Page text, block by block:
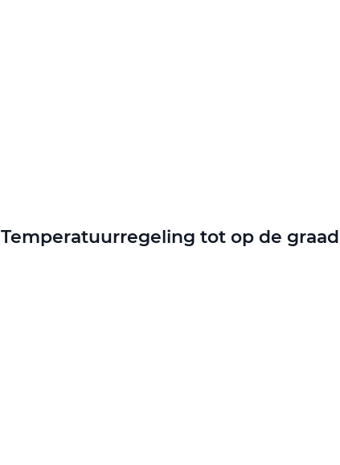
Temperatuurregeling tot op de graad